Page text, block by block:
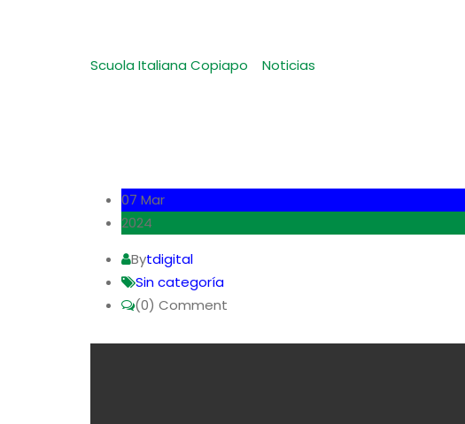
Scuola Italiana Copiapo Noticias
07 Mar
2024
Bytdigital
Sin categoría
(0) Comment